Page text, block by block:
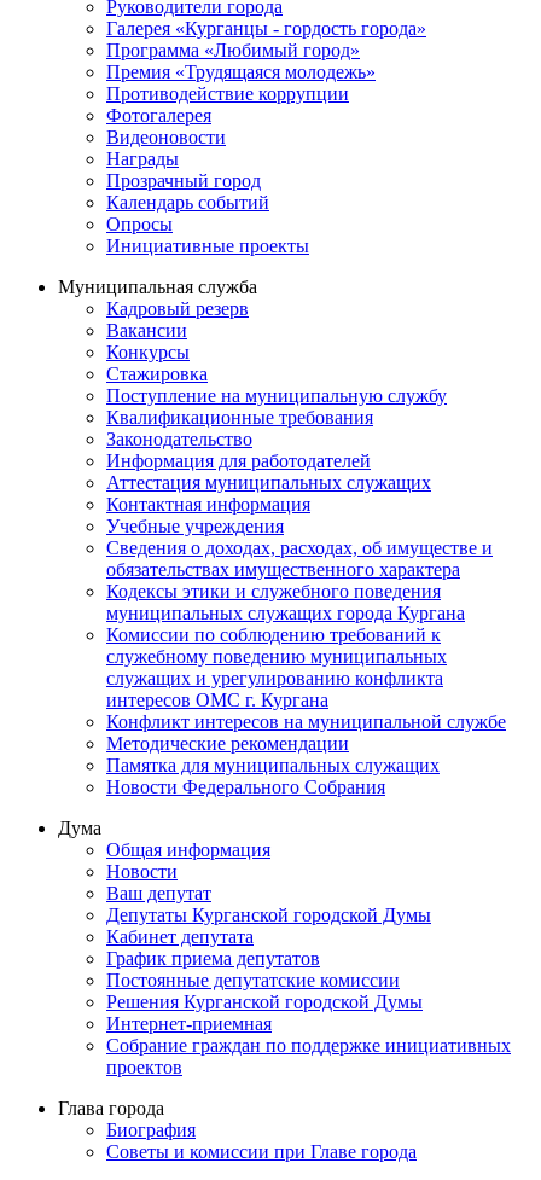
Руководители города
Галерея «Курганцы - гордость города»
Программа «Любимый город»
Премия «Трудящаяся молодежь»
Противодействие коррупции
Фотогалерея
Видеоновости
Награды
Прозрачный город
Календарь событий
Опросы
Инициативные проекты
Муниципальная служба
Кадровый резерв
Вакансии
Конкурсы
Стажировка
Поступление на муниципальную службу
Квалификационные требования
Законодательство
Информация для работодателей
Аттестация муниципальных служащих
Контактная информация
Учебные учреждения
Сведения о доходах, расходах, об имуществе и
обязательствах имущественного характера
Кодексы этики и служебного поведения
муниципальных служащих города Кургана
Комиссии по соблюдению требований к
служебному поведению муниципальных
служащих и урегулированию конфликта
интересов ОМС г. Кургана
Конфликт интересов на муниципальной службе
Методические рекомендации
Памятка для муниципальных служащих
Новости Федерального Cобрания
Дума
Общая информация
Новости
Ваш депутат
Депутаты Курганской городской Думы
Кабинет депутата
График приема депутатов
Постоянные депутатские комиссии
Решения Курганской городской Думы
Интернет-приемная
Собрание граждан по поддержке инициативных
проектов
Глава города
Биография
Советы и комиссии при Главе города